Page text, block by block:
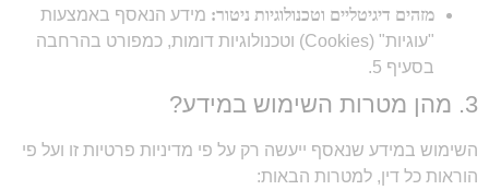
מזהים דיגיטליים וטכנולוגיות ניטור: מידע הנאסף באמצעות
"עוגיות" (Cookies) וטכנולוגיות דומות, כמפורט בהרחבה
בסעיף 5.
3. מהן מטרות השימוש במידע?
השימוש במידע שנאסף ייעשה רק על פי מדיניות פרטיות זו ועל פי
הוראות כל דין, למטרות הבאות: